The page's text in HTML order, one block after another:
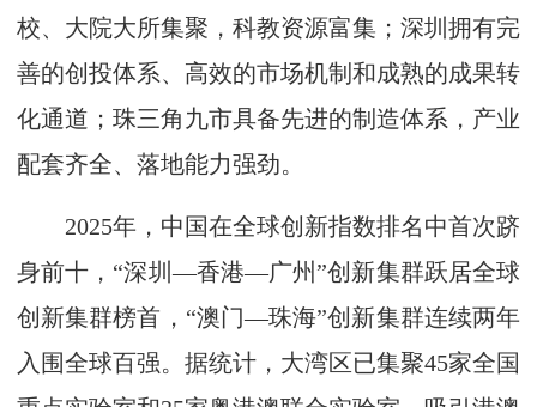
校、大院大所集聚，科教资源富集；深圳拥有完
善的创投体系、高效的市场机制和成熟的成果转
化通道；珠三角九市具备先进的制造体系，产业
配套齐全、落地能力强劲。
2025年，中国在全球创新指数排名中首次跻
身前十，“深圳—香港—广州”创新集群跃居全球
创新集群榜首，“澳门—珠海”创新集群连续两年
入围全球百强。据统计，大湾区已集聚45家全国